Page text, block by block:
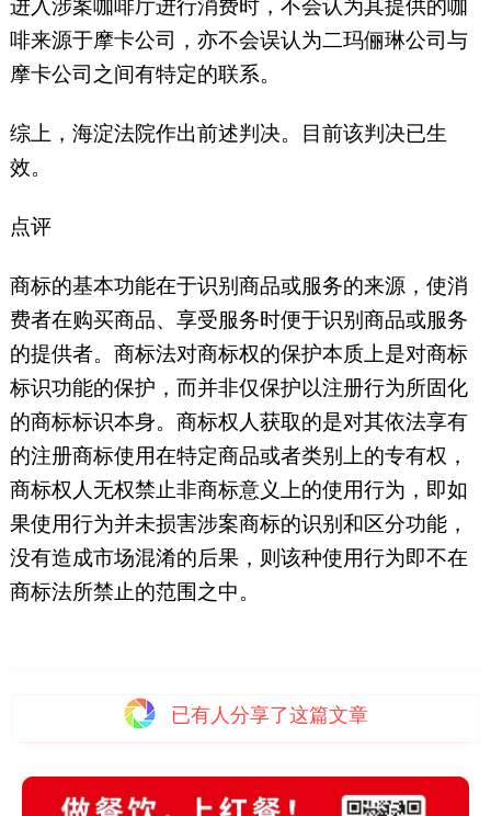
进入涉案咖啡厅进行消费时，不会认为其提供的咖
啡来源于摩卡公司，亦不会误认为二玛俪琳公司与
摩卡公司之间有特定的联系。
综上，海淀法院作出前述判决。目前该判决已生
效。
点评
商标的基本功能在于识别商品或服务的来源，使消
费者在购买商品、享受服务时便于识别商品或服务
的提供者。商标法对商标权的保护本质上是对商标
标识功能的保护，而并非仅保护以注册行为所固化
的商标标识本身。商标权人获取的是对其依法享有
的注册商标使用在特定商品或者类别上的专有权，
商标权人无权禁止非商标意义上的使用行为，即如
果使用行为并未损害涉案商标的识别和区分功能，
没有造成市场混淆的后果，则该种使用行为即不在
商标法所禁止的范围之中。
已有 人分享了这篇文章